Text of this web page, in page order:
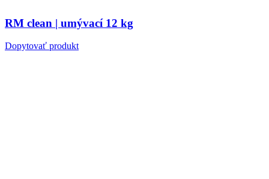
RM clean | umývací 12 kg
Dopytovať produkt